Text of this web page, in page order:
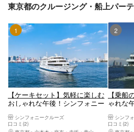
東京都のクルージング・船上パー
1位
【ケーキセット】気軽に楽しむ
おしゃれな午後！シンフォニー
ズ チケット
シンフォニークルーズ
口コミ(2)
【乗船
ゃれな
チケッ
シンフ
口コミ(2)